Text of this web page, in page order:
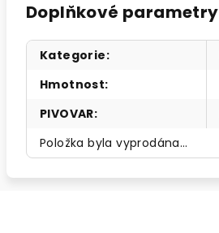
Doplňkové parametry
Kategorie:
Hmotnost:
PIVOVAR:
Položka byla vyprodána…